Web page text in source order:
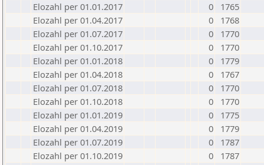
Elozahl per 01.01.2017
0
1765
Elozahl per 01.04.2017
0
1768
Elozahl per 01.07.2017
0
1770
Elozahl per 01.10.2017
0
1770
Elozahl per 01.01.2018
0
1779
Elozahl per 01.04.2018
0
1767
Elozahl per 01.07.2018
0
1770
Elozahl per 01.10.2018
0
1770
Elozahl per 01.01.2019
0
1775
Elozahl per 01.04.2019
0
1779
Elozahl per 01.07.2019
0
1787
Elozahl per 01.10.2019
0
1787